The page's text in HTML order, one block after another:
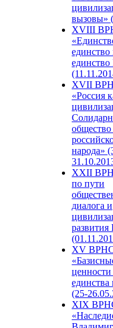
вызовы»
XVIII
единство
единство
XVII
«Россия
народа»
XXII
по пути
диалога и
развития
XV
единства
(25-
XIX